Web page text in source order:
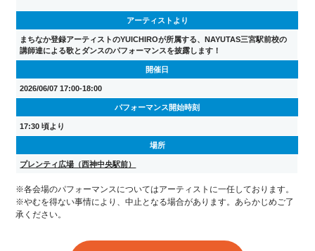
アーティストより
まちなか登録アーティストのYUICHIROが所属する、NAYUTAS三宮駅前校の
講師達による歌とダンスのパフォーマンスを披露します！
開催日
2026/06/07 17:00-18:00
パフォーマンス開始時刻
17:30 頃より
場所
プレンティ広場（西神中央駅前）
※各会場のパフォーマンスについてはアーティストに一任しております。
※やむを得ない事情により、中止となる場合があります。あらかじめご了
承ください。